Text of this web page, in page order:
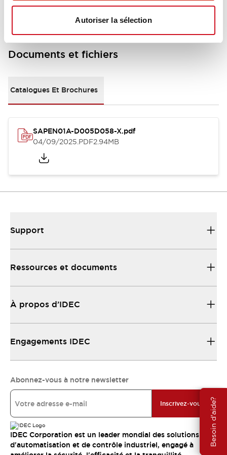
Autoriser la sélection
Besoin d'aide?
Documents et fichiers
Catalogues Et Brochures
SAPEN01A-D005D058-X.pdf
04/09/2025.PDF2.94MB
Support
Ressources et documents
À propos d’IDEC
Engagements IDEC
Abonnez-vous à notre newsletter
Inscrivez-vous
IDEC Corporation est un leader mondial des solutions
d'automatisation et de contrôle industriel, engagé à